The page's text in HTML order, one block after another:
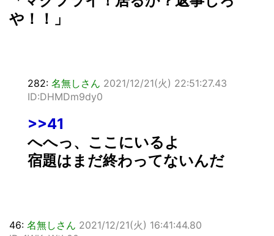
や！！」
282: 名無しさん 2021/12/21(火) 22:51:27.43
ID:DHMDm9dy0
>>41
へへっ、ここにいるよ
宿題はまだ終わってないんだ
46: 名無しさん 2021/12/21(火) 16:41:44.80